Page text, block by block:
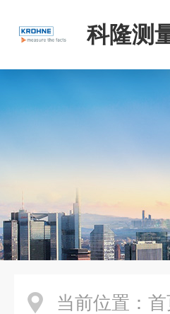
科隆测
司
当前位置：